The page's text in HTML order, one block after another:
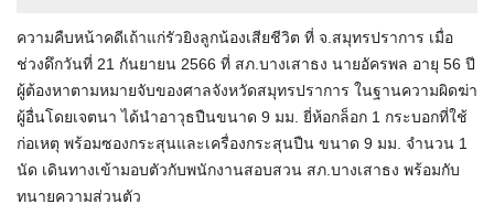
ความคืบหน้าคดีเถ้าแก่รัวยิงลูกน้องเสียชีวิต ที่ จ.สมุทรปราการ เมื่อ
ช่วงดึกวันที่ 21 กันยายน 2566 ที่ สภ.บางเสาธง นายอัครพล อายุ 56 ปี
ผู้ต้องหาตามหมายจับของศาลจังหวัดสมุทรปราการ ในฐานความผิดฆ่า
ผู้อื่นโดยเจตนา ได้นำอาวุธปืนขนาด 9 มม. ยี่ห้อกล็อก 1 กระบอกที่ใช้
ก่อเหตุ พร้อมซองกระสุนและเครื่องกระสุนปืน ขนาด 9 มม. จำนวน 1
นัด เดินทางเข้ามอบตัวกับพนักงานสอบสวน สภ.บางเสาธง พร้อมกับ
ทนายความส่วนตัว